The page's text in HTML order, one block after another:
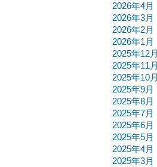
2026年4月
2026年3月
2026年2月
2026年1月
2025年12月
2025年11月
2025年10月
2025年9月
2025年8月
2025年7月
2025年6月
2025年5月
2025年4月
2025年3月